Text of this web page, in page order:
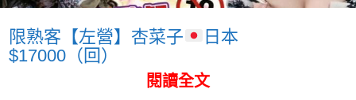
限熟客【左營】杏菜子
日本
$17000（回）
閱讀全文